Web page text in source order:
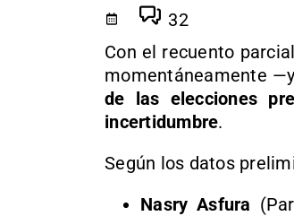
32
Con el recuento
momentáneamente
de las elecciones
incertidumbre.
Según los datos
Nasry Asfura